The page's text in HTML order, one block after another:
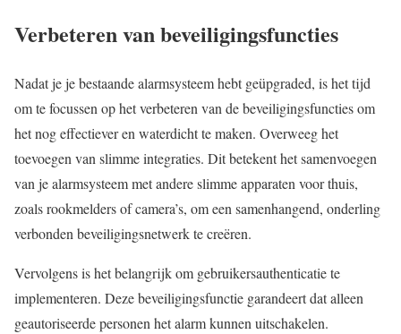
Verbeteren van beveiligingsfuncties
Nadat je je bestaande alarmsysteem hebt geüpgraded, is het tijd
om te focussen op het verbeteren van de beveiligingsfuncties om
het nog effectiever en waterdicht te maken. Overweeg het
toevoegen van slimme integraties. Dit betekent het samenvoegen
van je alarmsysteem met andere slimme apparaten voor thuis,
zoals rookmelders of camera’s, om een samenhangend, onderling
verbonden beveiligingsnetwerk te creëren.
Vervolgens is het belangrijk om gebruikersauthenticatie te
implementeren. Deze beveiligingsfunctie garandeert dat alleen
geautoriseerde personen het alarm kunnen uitschakelen.